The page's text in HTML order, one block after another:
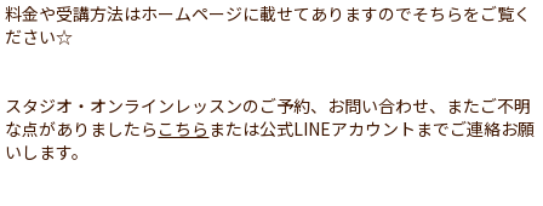
料金や受講方法はホームページに載せてありますのでそちらをご覧く
ださい☆
スタジオ・オンラインレッスンのご予約、お問い合わせ、またご不明
な点がありましたら こちら または公式LINEアカウントまでご連絡お願
いします。